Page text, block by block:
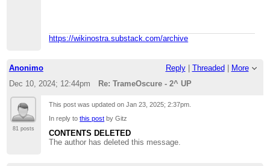
https://wikinostra.substack.com/archive
Anonimo Reply| Threaded | More
Dec 10, 2024; 12:44pm
Re: TrameOscure - 2^ UP
81 posts
This post was updated onJan 23, 2025; 2:37pm
In reply tothis post by Gitz
CONTENTS DELETED
The author has deleted this message.